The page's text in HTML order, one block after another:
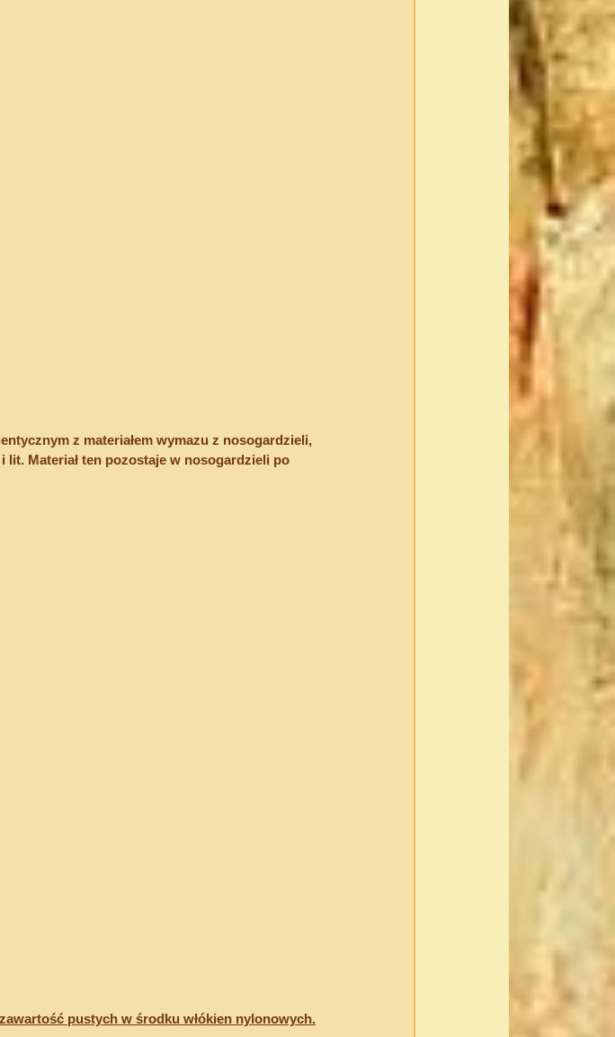
z materiałem wymazu z nosogardzieli,
Materiał ten pozostaje w nosogardzieli po
pustych w środku włókien nylonowych.